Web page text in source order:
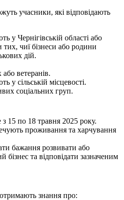
учасники, які відповідають
у Чернігівській області або
чиї бізнеси або родини
дій.
ветеранів.
у сільській місцевості.
соціальних груп.
15 по 18 травня 2025 року.
проживання та харчування
бажання розвивати або
бізнес та відповідати зазначеним
знання про: